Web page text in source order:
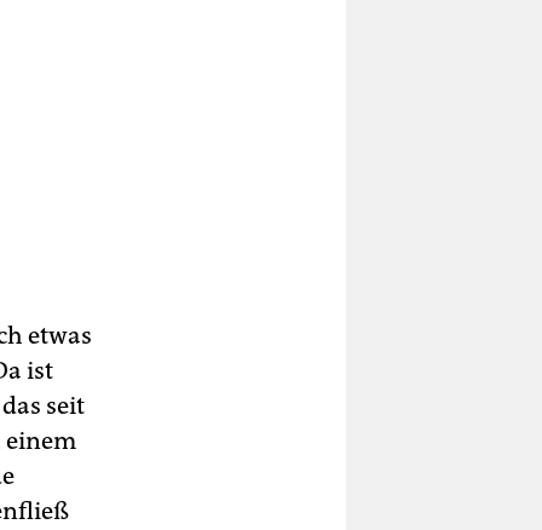
etwas
ist
seit
einem